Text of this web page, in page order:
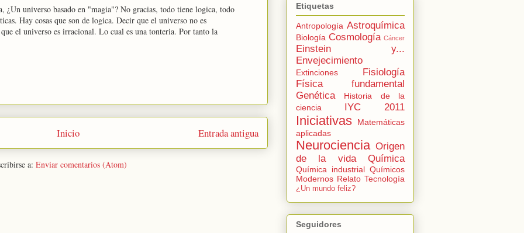
¿Un universo basado en "magia"? No gracias, todo tiene logica, todo
Hay cosas que son de logica. Decir que el universo no es
el universo es irracional. Lo cual es una tonteria. Por tanto la
Entrada antigua
Inicio
a: Enviar comentarios (Atom)
Etiquetas
Antropología Astroquímica
Biología Cosmología Cáncer
Einstein y...
Envejecimiento
Extinciones
Fisiología
Física fundamental
Genética
Historia de la
ciencia
IYC 2011
Iniciativas
Matemáticas
aplicadas
Neurociencia Origen
de la vida
Química
Química industrial Químicos
Modernos Relato Tecnología
¿Un mundo feliz?
Seguidores